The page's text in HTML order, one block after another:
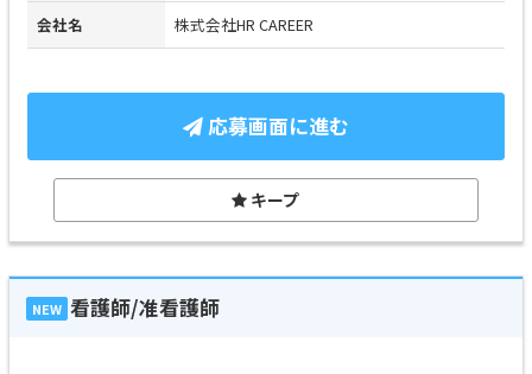
会社名 株式会社HR CAREER
応募画面に進む
キープ
NEW 看護師/准看護師